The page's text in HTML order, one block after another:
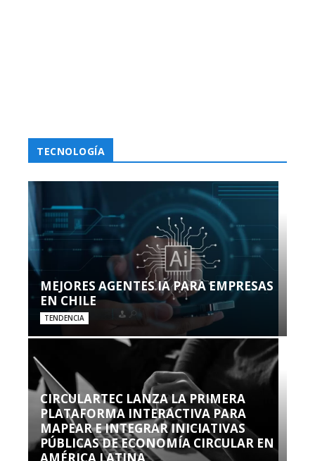
TECNOLOGÍA
MEJORES AGENTES IA PARA EMPRESAS
EN CHILE
TENDENCIA
CIRCULARTEC LANZA LA PRIMERA
PLATAFORMA INTERACTIVA PARA
MAPEAR E INTEGRAR INICIATIVAS
PÚBLICAS DE ECONOMÍA CIRCULAR EN